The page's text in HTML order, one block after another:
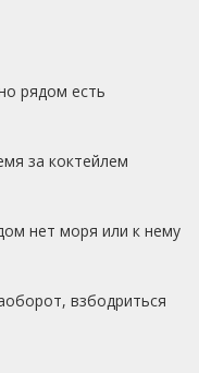
рядом есть
за коктейлем
нет моря или к нему
взбодриться